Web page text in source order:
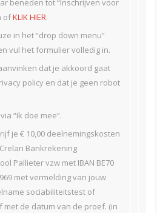
beneden tot “Inschrijven voor
ofKLIK HIER.
in het “drop down menu”
vul het formulier volledig in.
dat je akkoord gaat
policy en dat je geen robot
“Ik doe mee”.
je € 10,00 deelnemingskosten
Bankrekening
Pallieter vzw met IBAN BE70
met vermelding van jouw
sociabiliteitstest of
met de datum van de proef. (in